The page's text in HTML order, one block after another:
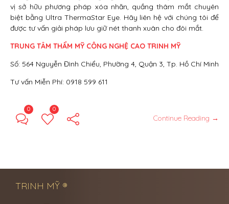
vị sở hữu phương pháp xóa nhăn, quầng thâm mắt chuyên
biệt bằng Ultra ThermaStar Eye. Hãy liên hệ với chúng tôi để
được tư vấn giải pháp lưu giữ nét thanh xuân cho đôi mắt.
TRUNG TÂM THẨM MỸ CÔNG NGHỆ CAO TRINH MỸ
Số: 564 Nguyễn Đình Chiểu, Phường 4, Quận 3, Tp. Hồ Chí Minh
Tư vấn Miễn Phí: 0918 599 611
0 0
Continue Reading →
TRINH MỸ ®